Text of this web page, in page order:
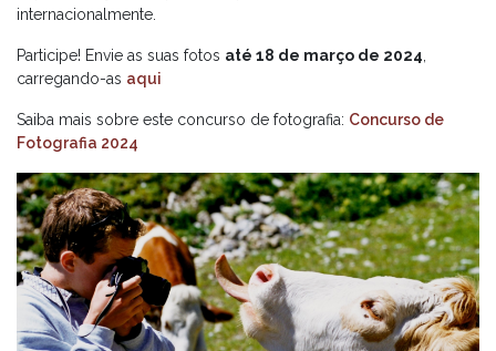
internacionalmente.
Participe! Envie as suas fotos até 18 de março de 2024
carregando-as aqui
Saiba mais sobre este concurso de fotografia: Concurso de
Fotografia 2024